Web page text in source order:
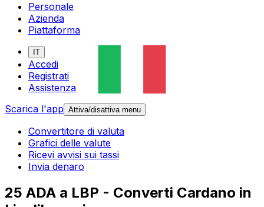
Personale
Azienda
Piattaforma
IT
Accedi
Registrati
Assistenza
Scarica l'app Attiva/disattiva menu
Convertitore di valuta
Grafici delle valute
Ricevi avvisi sui tassi
Invia denaro
25 ADA a LBP - Converti Cardano in